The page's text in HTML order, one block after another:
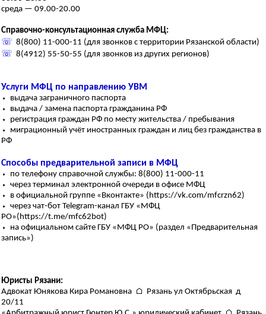
среда — 09.00-20.00
Справочно-консультационная служба МФЦ:
☏ 8(800) 11-000-11 (для звонков с территории Рязанской области)
☏ 8(4912) 55-50-55 (для звонков из других регионов)
Услуги МФЦ по направлению УВМ
⬩ выдача заграничного паспорта
⬩ выдача / замена паспорта гражданина РФ
⬩ регистрация граждан РФ по месту жительства / пребывания
⬩ миграционный учёт иностранных граждан и лиц без гражданства в
РФ
Способы предварительной записи в МФЦ
⬩ по телефону справочной службы: 8(800) 11-000-11
⬩ через терминал электронной очереди в офисе МФЦ
⬩ в официальной группе «Вконтакте» (https://vk.com/mfcrzn62)
⬩ через чат-бот Telegram-канал ГБУ «МФЦ
РО»(https://t.me/mfc62bot)
⬩ на официальном сайте ГБУ «МФЦ РО» (раздел «Предварительная
запись»)
Юристы Рязани:
Адвокат Юнякова Кира Романовна ⌂ Рязань ул Октябрьская д
20/11